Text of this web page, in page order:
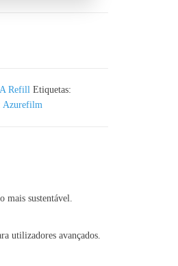
Refill Etiquetas:
Azurefilm
sustentável.
utilizadores avançados.